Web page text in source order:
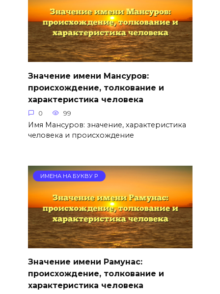
Значение имени Мансуров:
происхождение, толкование и
характеристика человека
0 99
Имя Мансуров: значение, характеристика
человека и происхождение
ИМЕНА НА БУКВУ Р
Значение имени Рамунас:
происхождение, толкование и
характеристика человека